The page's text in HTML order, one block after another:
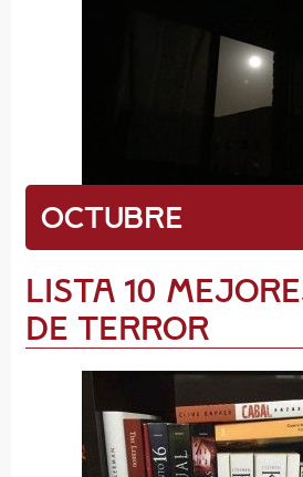
Octubre
Lista 10
de terror